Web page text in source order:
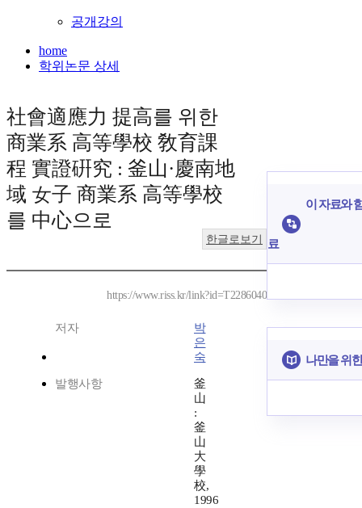
공개강의
home
학위논문 상세
社會適應力 提高를 위한
商業系 高等學校 敎育課
程 實證硏究 : 釜山·慶南地
域 女子 商業系 高等學校
를 中心으로
한글로보기
https://www.riss.kr/link?id=T2286040
저자
박
은
숙
발행사항
釜
山
:
釜
山
大
學
校,
1996
이 자료와
료
나만을 위